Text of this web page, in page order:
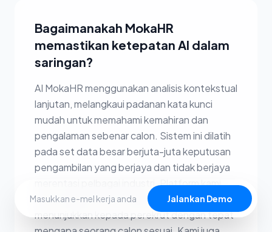
Bagaimanakah MokaHR
memastikan ketepatan AI dalam
saringan?
AI MokaHR menggunakan analisis kontekstual
lanjutan, melangkaui padanan kata kunci
mudah untuk memahami kemahiran dan
pengalaman sebenar calon. Sistem ini dilatih
pada set data besar berjuta-juta keputusan
pengambilan yang berjaya dan tidak berjaya
merentasi pelbagai industri. Platform kami
menyediakan Skor Padanan yang terperinci,
menunjukkan kepada perekrut dengan tepat
Jalankan Demo